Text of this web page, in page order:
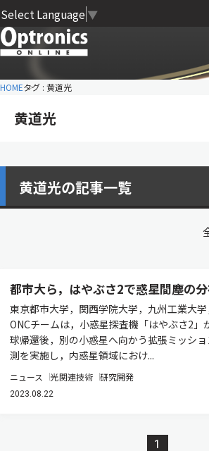
Select Language ▼
HOMEタグ : 黄道光
黄道光
黄道光の記事一覧
都市大ら，はやぶさ2で惑星間塵の
東京都市大学，関西学院大学，九州工業大学
ONCチームは，小惑星探査機「はやぶさ2」
球帰還後，別の小惑星へ向かう拡張ミッシ
測を実施し，内惑星領域におけ...
ニュース 光関連技術 研究開発
2023.08.22
1